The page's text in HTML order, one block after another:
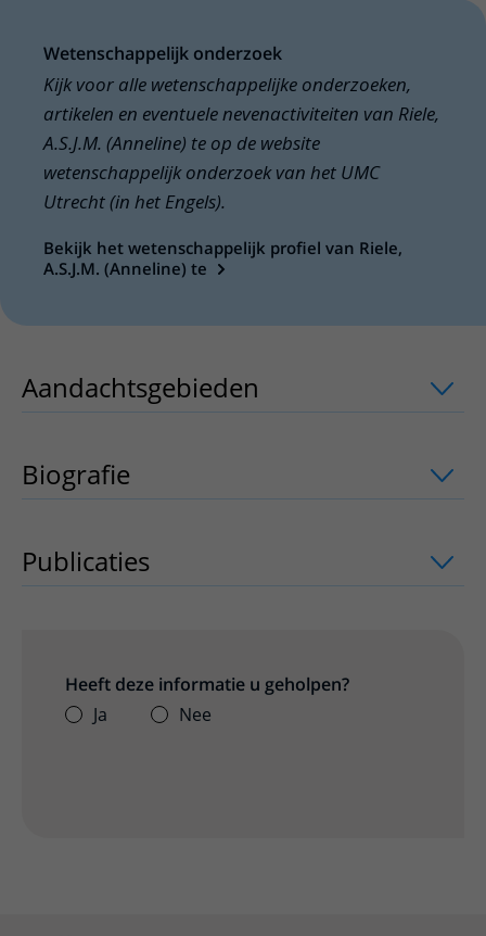
Wetenschappelijk onderzoek
Kijk voor alle wetenschappelijke onderzoeken,
artikelen en eventuele nevenactiviteiten van Riele,
A.S.J.M. (Anneline) te op de website
wetenschappelijk onderzoek van het UMC
Utrecht (in het Engels).
Bekijk het wetenschappelijk profiel van Riele,
A.S.J.M. (Anneline) te
Aandachtsgebieden uitklapper, klik
Biografie
Publicaties uitklapper, klik om te
Heeft deze informatie u geholpen?
Ja
Nee